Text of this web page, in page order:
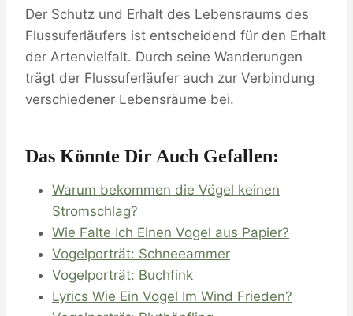
Der Schutz und Erhalt des Lebensraums des
Flussuferläufers ist entscheidend für den Erhalt
der Artenvielfalt. Durch seine Wanderungen
trägt der Flussuferläufer auch zur Verbindung
verschiedener Lebensräume bei.
Das Könnte Dir Auch Gefallen:
Warum bekommen die Vögel keinen
Stromschlag?
Wie Falte Ich Einen Vogel aus Papier?
Vogelporträt: Schneeammer
Vogelporträt: Buchfink
Lyrics Wie Ein Vogel Im Wind Frieden?